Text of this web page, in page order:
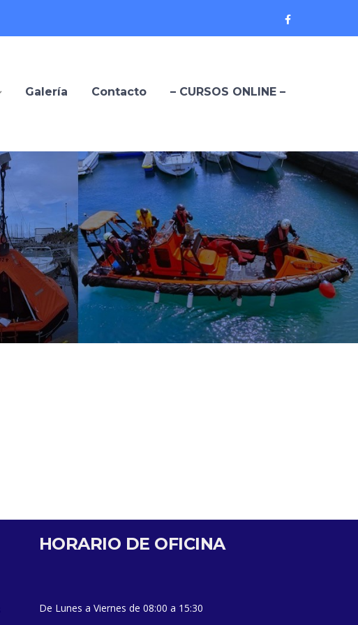
Facebook
Profile
Galería Contacto – CURSOS ONLINE –
HORARIO DE OFICINA
De Lunes a Viernes de 08:00 a 15:30